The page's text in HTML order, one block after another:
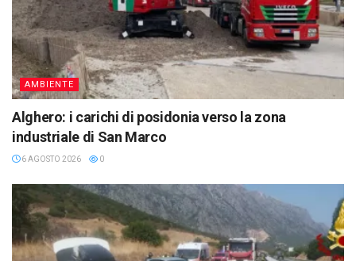
AMBIENTE
Alghero: i carichi di posidonia verso la zona
industriale di San Marco
6 AGOSTO 2026 0